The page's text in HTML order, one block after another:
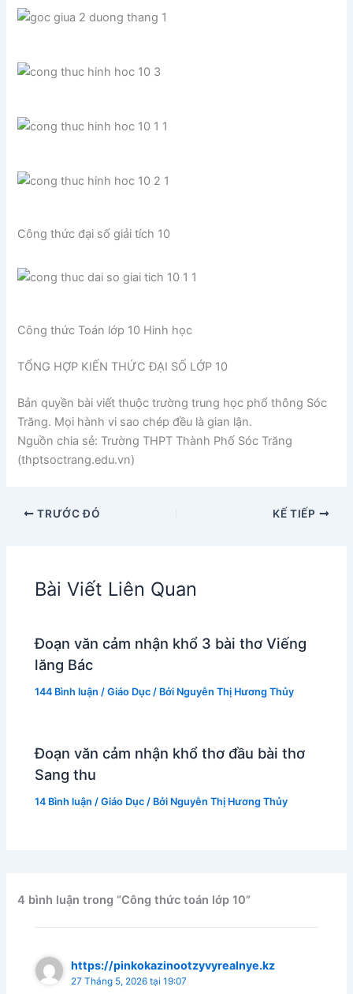
Công thức đại số giải tích 10
Công thức Toán lớp 10 Hinh học
TỔNG HỢP KIẾN THỨC ĐẠI SỐ LỚP 10
Bản quyền bài viết thuộc trường trung học phổ thông Sóc
Trăng. Mọi hành vi sao chép đều là gian lận.
Nguồn chia sẻ: Trường THPT Thành Phố Sóc Trăng
(thptsoctrang.edu.vn)
TRƯỚC ĐÓ KẾ TIẾP
Bài Viết Liên Quan
Đoạn văn cảm nhận khổ 3 bài thơ Viếng
lăng Bác
144 Bình luận /Giáo Dục / Bởi Nguyễn Thị Hương Thủy
Đoạn văn cảm nhận khổ thơ đầu bài thơ
Sang thu
14 Bình luận /Giáo Dục / Bởi Nguyễn Thị Hương Thủy
4 bình luận trong “Công thức toán lớp 10”
https://pinkokazinootzyvyrealnye.kz
27 Tháng 5, 2026 tại 19:07